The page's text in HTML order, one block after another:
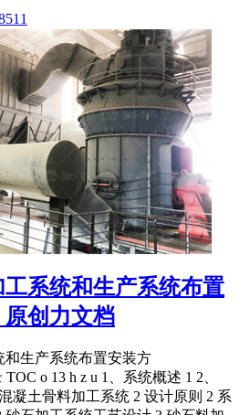
系统和生产系统布置
原创力文档
和生产系统布置安装方
o 13 h z u 1、系统概述 1 2、
凝土骨料加工系统 2 设计原则 2 系